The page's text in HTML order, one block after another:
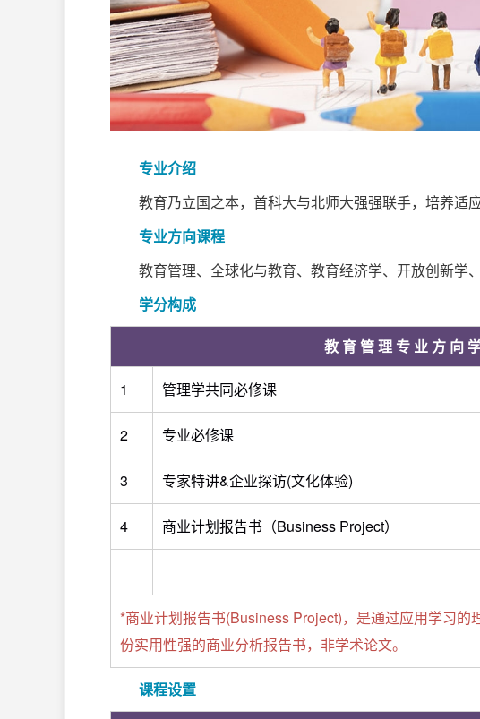
专业介绍
教育乃立国之本，首科大与北师大强强联手，培养适
专业方向课程
教育管理、全球化与教育、教育经济学、开放创新学
学分构成
教育管理专业方向
1 管理学共同必修课
2 专业必修课
3 专家特讲&企业探访(文化体验)
4 商业计划报告书（Business Project）
*商业计划报告书(Business Project)，是通过应用学习
份实用性强的商业分析报告书，非学术论文。
课程设置